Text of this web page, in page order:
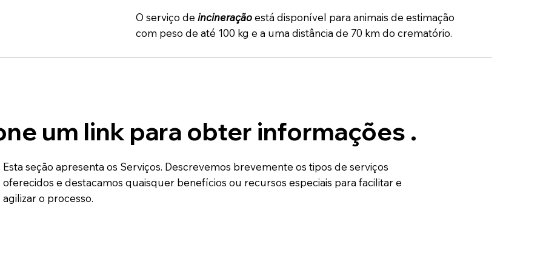
O serviço de incineraçãoestá disponível para animais de estimação
com peso de até 100 kg e a uma distância de 70 km do crematório.
um link para obter informações .
Esta seção apresenta os Serviços. Descrevemos brevemente os tipos de serviços
oferecidos e destacamos quaisquer benefícios ou recursos especiais para facilitar e
agilizar o processo.